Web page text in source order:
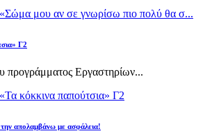
μου αν σε γνωρίσω πιο πολύ θα σ...
Γ2
προγράμματος Εργαστηρίων...
κόκκινα παπούτσια» Γ2
απολαμβάνω με ασφάλεια!